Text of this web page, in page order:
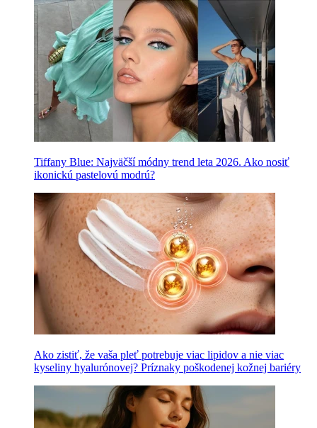
Tiffany Blue: Najväčší módny trend leta 2026. Ako nosiť
ikonickú pastelovú modrú?
Ako zistiť, že vaša pleť potrebuje viac lipidov a nie viac
kyseliny hyalurónovej? Príznaky poškodenej kožnej bariéry